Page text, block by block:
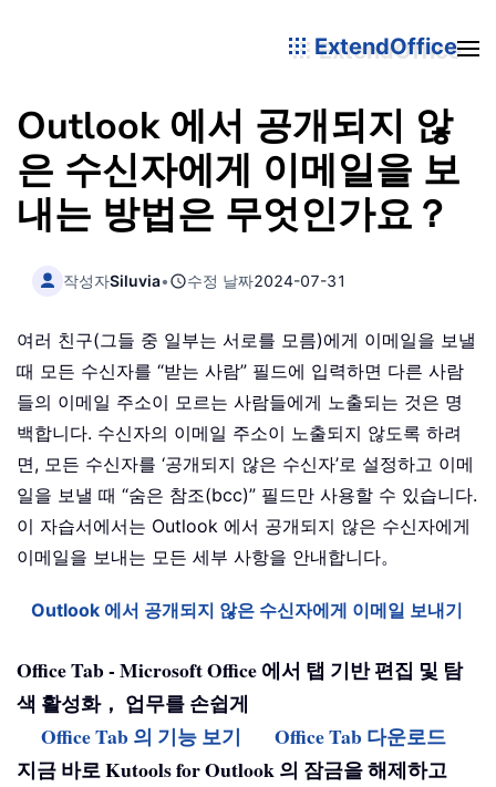
ExtendOffice
Outlook 에서 공개되지 않
은 수신자에게 이메일을 보
내는 방법은 무엇인가요？
작성자Siluvia• 수정 날짜2024-07-31
여러 친구(그들 중 일부는 서로를 모름)에게 이메일을 보낼
때 모든 수신자를 “받는 사람” 필드에 입력하면 다른 사람
들의 이메일 주소이 모르는 사람들에게 노출되는 것은 명
백합니다. 수신자의 이메일 주소이 노출되지 않도록 하려
면, 모든 수신자를 ‘공개되지 않은 수신자’로 설정하고 이메
일을 보낼 때 “숨은 참조(bcc)” 필드만 사용할 수 있습니다.
이 자습서에서는 Outlook 에서 공개되지 않은 수신자에게
이메일을 보내는 모든 세부 사항을 안내합니다。
Outlook 에서 공개되지 않은 수신자에게 이메일 보내기
Office Tab - Microsoft Office 에서 탭 기반 편집 및 탐
색 활성화， 업무를 손쉽게
Office Tab 의 기능 보기
Office Tab 다운로드
지금 바로 Kutools for Outlook 의 잠금을 해제하고